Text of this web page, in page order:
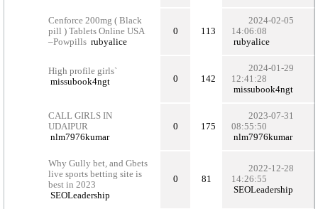
Cenforce 200mg ( Black
pill ) Tablets Online USA
–Powpills rubyalice
0 113
2024-02-05
14:06:08
rubyalice
High profile girls`
missubook4ngt
0 142
2024-01-29
12:41:28
missubook4ngt
CALL GIRLS IN
UDAIPUR
nlm7976kumar
0 175
2023-07-31
08:55:50
nlm7976kumar
Why Gully bet, and Gbets
live sports betting site is
best in 2023
SEOLeadership
0 81
2022-12-28
14:26:55
SEOLeadership